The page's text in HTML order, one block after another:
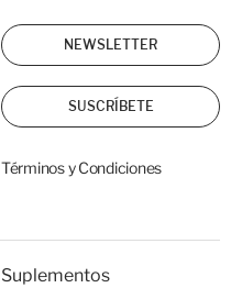
NEWSLETTER
SUSCRÍBETE
Términos y Condiciones
Suplementos